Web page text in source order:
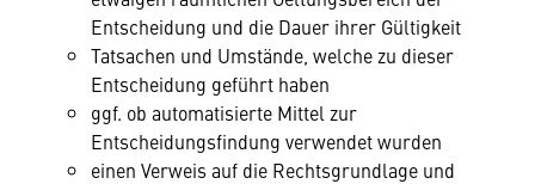
Entscheidung und die Dauer ihrer Gültigkeit
Tatsachen und Umstände, welche zu dieser
Entscheidung geführt haben
ggf. ob automatisierte Mittel zur
Entscheidungsfindung verwendet wurden
einen Verweis auf die Rechtsgrundlage und